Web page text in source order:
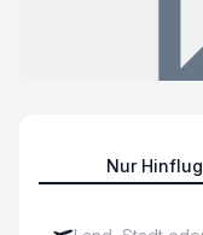
Nur Hinflug